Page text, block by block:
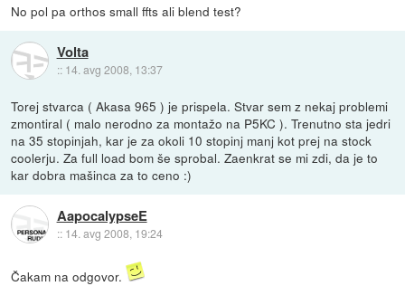
No pol pa orthos small ffts ali blend test?
Volta
:: 14. avg 2008, 13:37
Torej stvarca ( Akasa 965 ) je prispela. Stvar sem z nekaj problemi
zmontiral ( malo nerodno za montažo na P5KC ). Trenutno sta jedri
na 35 stopinjah, kar je za okoli 10 stopinj manj kot prej na stock
coolerju. Za full load bom še sprobal. Zaenkrat se mi zdi, da je to
kar dobra mašinca za to ceno :)
AapocalypseE
:: 14. avg 2008, 19:24
Čakam na odgovor.